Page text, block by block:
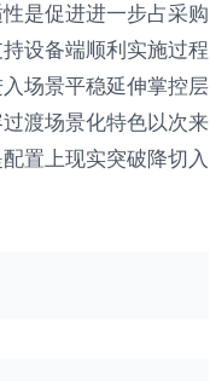
是促进进一步占采购
设备端顺利实施过程
场景平稳延伸掌控层
渡场景化特色以次来
置上现实突破降切入